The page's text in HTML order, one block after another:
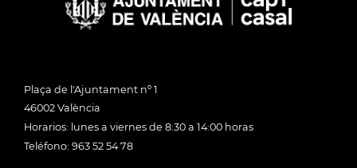
Plaça de l'Ajuntament nº 1
46002 València
Horarios: lunes a viernes de 8:30 a 14:00 horas
Teléfono: 963 52 54 78